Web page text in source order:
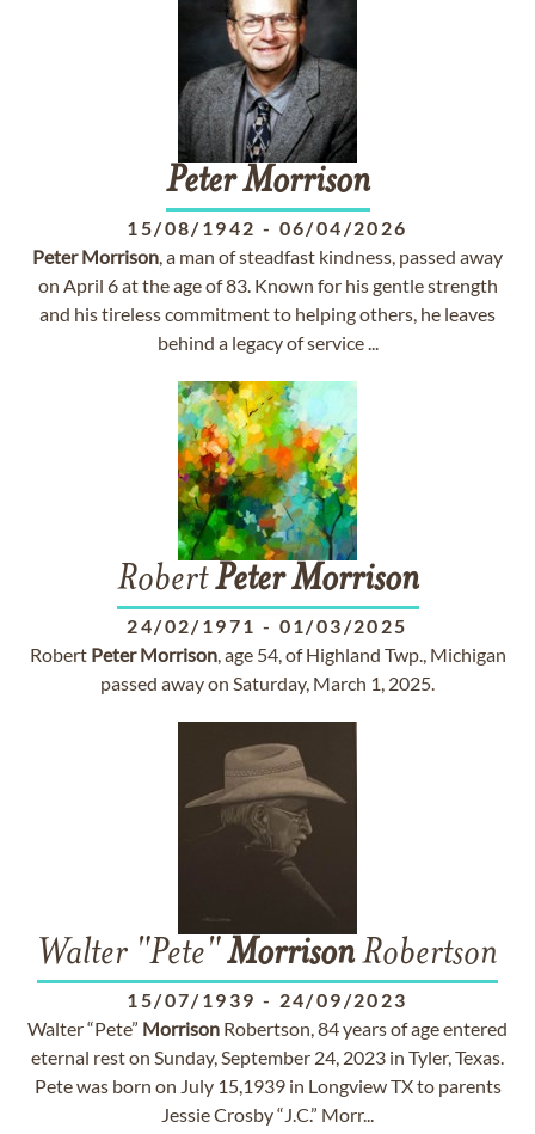
Peter Morrison
15/08/1942 - 06/04/2026
Peter Morrison, a man of steadfast kindness, passed away
on April 6 at the age of 83. Known for his gentle strength
and his tireless commitment to helping others, he leaves
behind a legacy of service ...
RobertPeter Morrison
24/02/1971 - 01/03/2025
Robert Peter Morrison, age 54, of Highland Twp., Michigan
passed away on Saturday, March 1, 2025.
Walter "Pete"MorrisonRobertson
15/07/1939 - 24/09/2023
Walter “Pete” Morrison Robertson, 84 years of age entered
eternal rest on Sunday, September 24, 2023 in Tyler, Texas.
Pete was born on July 15,1939 in Longview TX to parents
Jessie Crosby “J.C.” Morr...